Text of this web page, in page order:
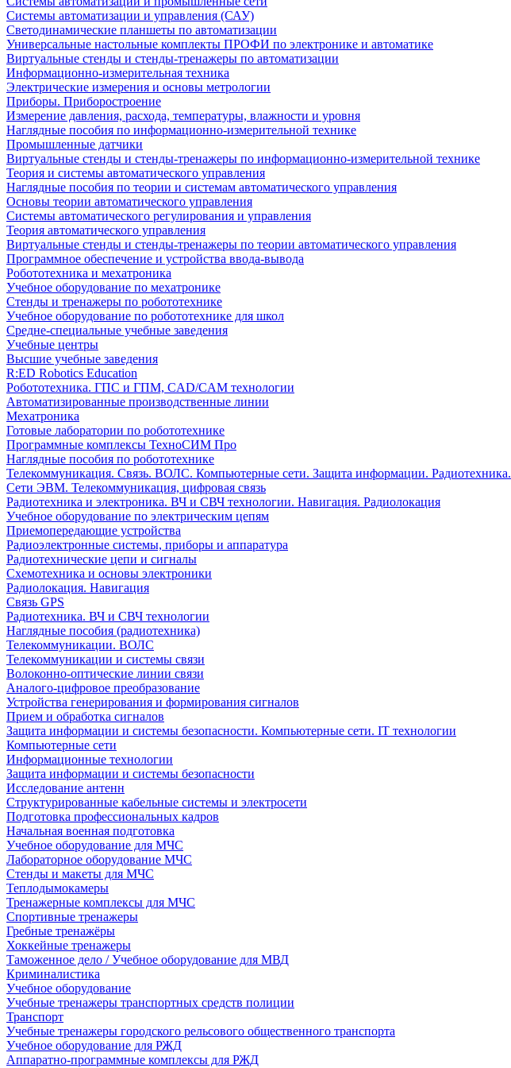
Системы автоматизации и управления (САУ)
Светодинамические планшеты по автоматизации
Универсальные настольные комплекты ПРОФИ по электронике и автоматике
Виртуальные стенды и стенды-тренажеры по автоматизации
Информационно-измерительная техника
Электрические измерения и основы метрологии
Приборы. Приборостроение
Измерение давления, расхода, температуры, влажности и уровня
Наглядные пособия по информационно-измерительной технике
Промышленные датчики
Виртуальные стенды и стенды-тренажеры по информационно-измерительной технике
Теория и системы автоматического управления
Наглядные пособия по теории и системам автоматического управления
Основы теории автоматического управления
Системы автоматического регулирования и управления
Теория автоматического управления
Виртуальные стенды и стенды-тренажеры по теории автоматического управления
Программное обеспечение и устройства ввода-вывода
Робототехника и мехатроника
Учебное оборудование по мехатронике
Стенды и тренажеры по робототехнике
Учебное оборудование по робототехнике для школ
Средне-специальные учебные заведения
Учебные центры
Высшие учебные заведения
R:ED Robotics Education
Робототехника. ГПС и ГПМ, CAD/CAM технологии
Автоматизированные производственные линии
Мехатроника
Готовые лаборатории по робототехнике
Программные комплексы ТехноСИМ Про
Наглядные пособия по робототехнике
Телекоммуникация. Связь. ВОЛС. Компьютерные сети. Защита информации. Радиотехника.
Сети ЭВМ. Телекоммуникация, цифровая связь
Радиотехника и электроника. ВЧ и СВЧ технологии. Навигация. Радиолокация
Учебное оборудование по электрическим цепям
Приемопередающие устройства
Радиоэлектронные системы, приборы и аппаратура
Радиотехнические цепи и сигналы
Схемотехника и основы электроники
Радиолокация. Навигация
Связь GPS
Радиотехника. ВЧ и СВЧ технологии
Наглядные пособия (радиотехника)
Телекоммуникации. ВОЛС
Телекоммуникации и системы связи
Волоконно-оптические линии связи
Аналого-цифровое преобразование
Устройства генерирования и формирования сигналов
Прием и обработка сигналов
Защита информации и системы безопасности. Компьютерные сети. IT технологии
Компьютерные сети
Информационные технологии
Защита информации и системы безопасности
Исследование антенн
Структурированные кабельные системы и электросети
Подготовка профессиональных кадров
Начальная военная подготовка
Учебное оборудование для МЧС
Лабораторное оборудование МЧС
Стенды и макеты для МЧС
Теплодымокамеры
Тренажерные комплексы для МЧС
Спортивные тренажеры
Гребные тренажёры
Хоккейные тренажеры
Таможенное дело / Учебное оборудование для МВД
Криминалистика
Учебное оборудование
Учебные тренажеры транспортных средств полиции
Транспорт
Учебные тренажеры городского рельсового общественного транспорта
Учебное оборудование для РЖД
Аппаратно-программные комплексы для РЖД